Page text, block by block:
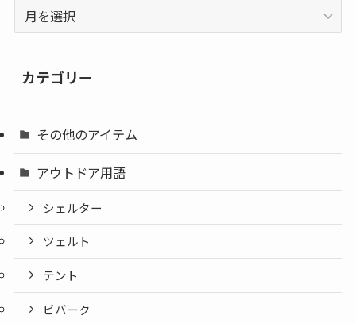
ー
ブ
カテゴリー
その他のアイテム
アウトドア用語
シェルター
ツェルト
テント
ビバーク